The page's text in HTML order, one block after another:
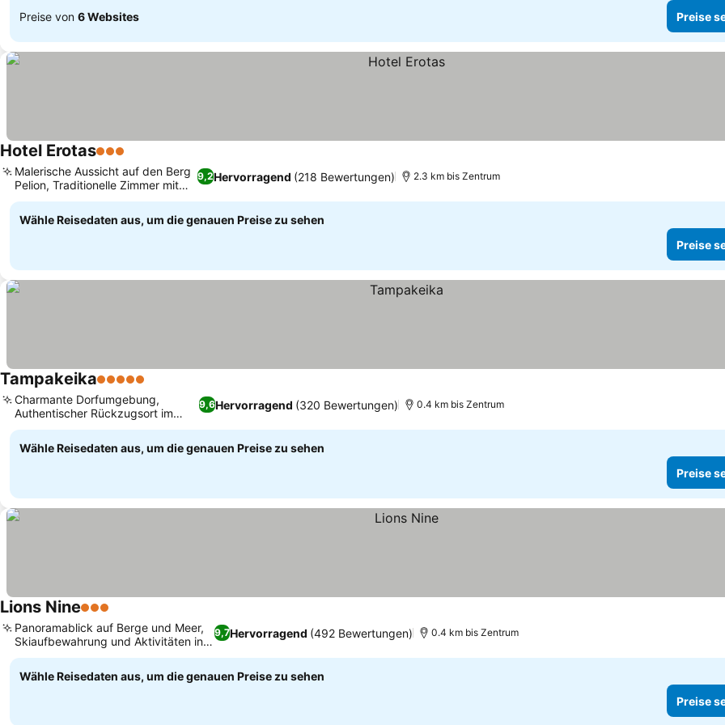
Preise von 6 Websites Preise
Hotel Erotas3 Sterne
9,2Hervorragend (218 Bewertungen)
Malerische Aussicht auf den Berg
Pelion, Traditionelle Zimmer mit
Kamin
2.3 km bis Zentrum
Wähle Reisedaten aus, um die genauen Preise zu sehen
Preise
Tampakeika5 Sterne
9,6Hervorragend (320 Bewertungen)
Charmante Dorfumgebung,
Authentischer Rückzugsort im
Pilion-Gebirge
0.4 km bis Zentrum
Wähle Reisedaten aus, um die genauen Preise zu sehen
Preise
Lions Nine3 Sterne
9,7Hervorragend (492 Bewertungen)
Panoramablick auf Berge und Meer,
Skiaufbewahrung und Aktivitäten in
der Nähe
0.4 km bis Zentrum
Wähle Reisedaten aus, um die genauen Preise zu sehen
Preise